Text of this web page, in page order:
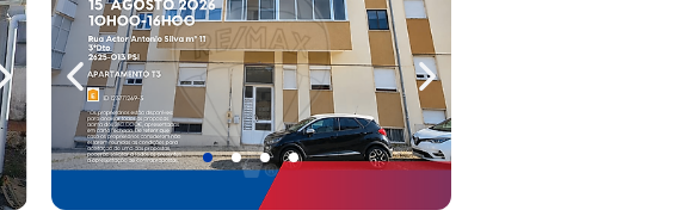
Naviga a destraNaviga a sinistra Naviga a destra